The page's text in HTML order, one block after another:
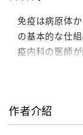
免疫は病原体
の基本的な仕
疫内科の医師が
作者介紹